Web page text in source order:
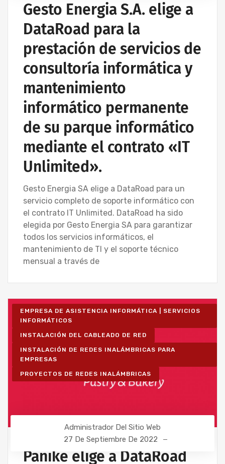
Gesto Energia S.A. elige a
DataRoad para la
prestación de servicios de
consultoría informática y
mantenimiento
informático permanente
de su parque informático
mediante el contrato «IT
Unlimited».
Gesto Energia SA elige a DataRoad para un
servicio completo de soporte informático con
el contrato IT Unlimited. DataRoad ha sido
elegida por Gesto Energia SA para garantizar
todos los servicios informáticos, el
mantenimiento de TI y el soporte técnico
mensual a través de
EMPRESA DE ASISTENCIA INFORMÁTICA | SERVICIOS
INFORMÁTICOS
INSTALACIÓN DEL CABLEADO DE RED
INSTALACIÓN DE REDES INALÁMBRICAS PARA
EMPRESAS
PROYECTOS DE REDES INALÁMBRICAS
Administrador Del Sitio Web
27 De Septiembre De 2022
Panike elige a DataRoad